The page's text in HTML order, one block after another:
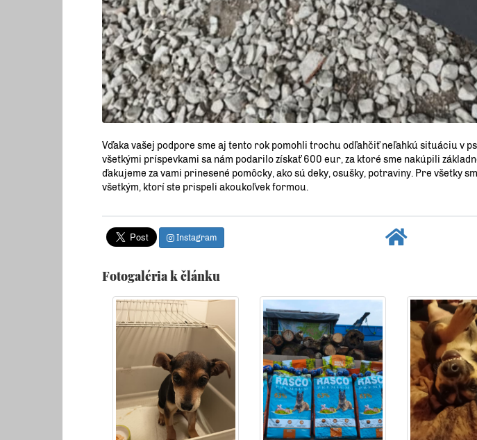
Vďaka vašej podpore sme aj tento rok pomohli trochu odľahčiť neľahkú situáciu v
všetkými príspevkami sa nám podarilo získať 600 eur, za ktoré sme nakúpili
ďakujeme za vami prinesené pomôcky, ako sú deky, osušky, potraviny. Pre všetky
všetkým, ktorí ste prispeli akoukoľvek formou.
Instagram
Fotogaléria k článku